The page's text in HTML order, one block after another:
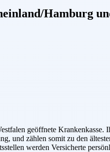
Hamburg
geöffnete
und zählen somit zu den
werden Versicherte